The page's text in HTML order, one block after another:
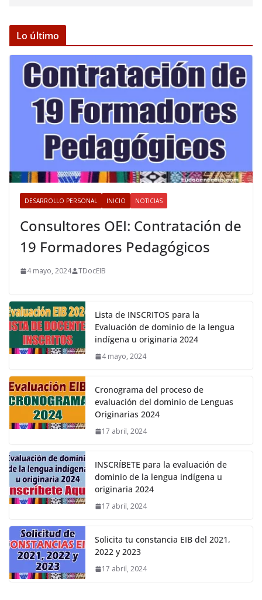
Lo último
DESARROLLO PERSONAL INICIO NOTICIAS
Consultores OEI: Contratación de
19 Formadores Pedagógicos
4 mayo, 2024 TDocEIB
Lista de INSCRITOS para la
Evaluación de dominio de la lengua
indígena u originaria 2024
4 mayo, 2024
Cronograma del proceso de
evaluación del dominio de Lenguas
Originarias 2024
17 abril, 2024
INSCRÍBETE para la evaluación de
dominio de la lengua indígena u
originaria 2024
17 abril, 2024
Solicita tu constancia EIB del 2021,
2022 y 2023
17 abril, 2024